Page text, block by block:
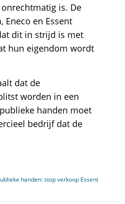
is. De
Eneco en Essent
dit in strijd is met
hun eigendom wordt
dat de
worden in een
handen moet
bedrijf dat de
handen: stop verkoop Essent